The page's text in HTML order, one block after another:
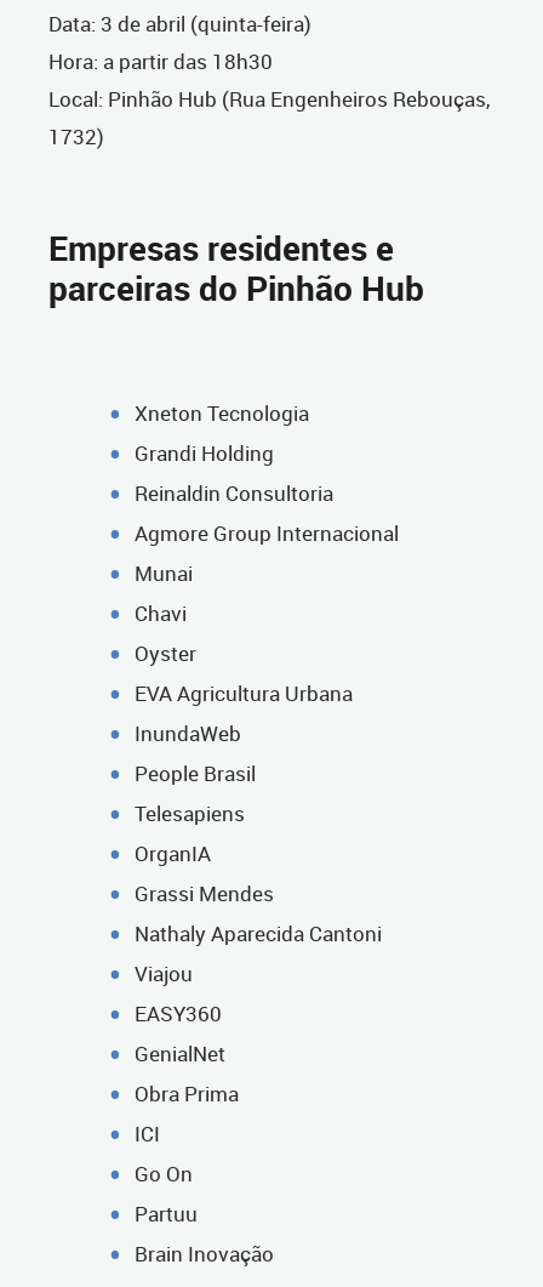
Data: 3 de abril (quinta-feira)
Hora: a partir das 18h30
Local: Pinhão Hub (Rua Engenheiros Rebouças,
1732)
Empresas residentes e
parceiras do Pinhão Hub
Xneton Tecnologia
Grandi Holding
Reinaldin Consultoria
Agmore Group Internacional
Munai
Chavi
Oyster
EVA Agricultura Urbana
InundaWeb
People Brasil
Telesapiens
OrganIA
Grassi Mendes
Nathaly Aparecida Cantoni
Viajou
EASY360
GenialNet
Obra Prima
ICI
Go On
Partuu
Brain Inovação